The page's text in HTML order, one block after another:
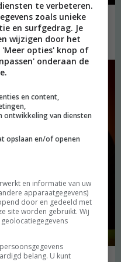
wijntjes, chocolade en
te verbeteren.
zoals unieke
en surfgedrag. Je
wijzigen door het
opties' knop of
onderaan de
en content,
ontwikkeling van diensten
opslaan en/of openen
en informatie van uw
apparaatgegevens)
door en gedeeld met
site worden gebruikt. Wij
belang. U kunt